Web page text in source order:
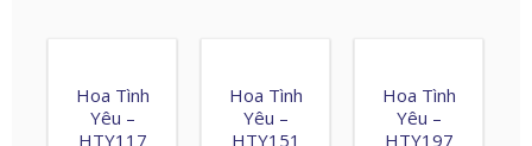
Hoa Tình
Yêu –
HTY117
Hoa Tình
Yêu –
HTY151
Hoa Tình
Yêu –
HTY197